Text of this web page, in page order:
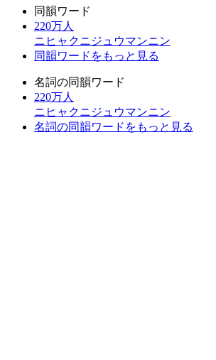
同韻ワード
220万人
ニヒャクニジュウマンニン
同韻ワードをもっと見る
名詞の同韻ワード
220万人
ニヒャクニジュウマンニン
名詞の同韻ワードをもっと見る